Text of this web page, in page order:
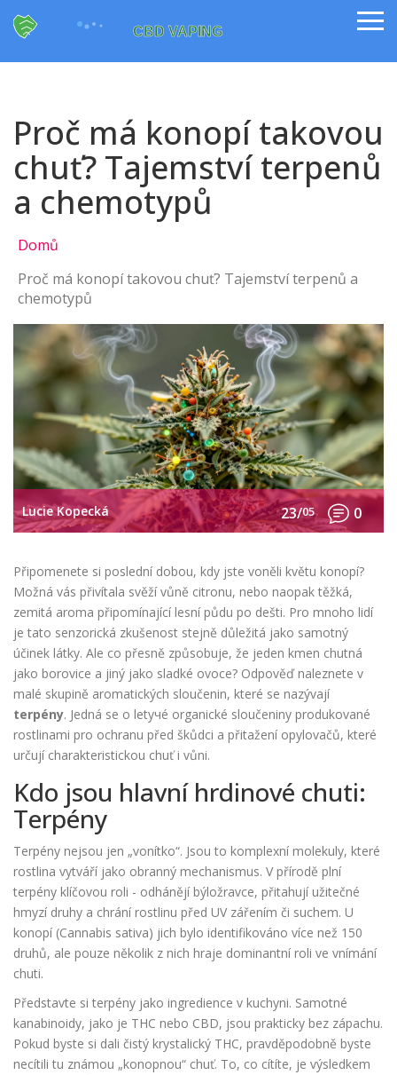
Proč má konopí takovou
chuť? Tajemství terpenů
a chemotypů
Domů
Proč má konopí takovou chuť? Tajemství terpenů a
chemotypů
Lucie Kopecká 23/05 0
Připomenete si poslední dobou, kdy jste voněli květu konopí?
Možná vás přivítala svěží vůně citronu, nebo naopak těžká,
zemitá aroma připomínající lesní půdu po dešti. Pro mnoho lidí
je tato senzorická zkušenost stejně důležitá jako samotný
účinek látky. Ale co přesně způsobuje, že jeden kmen chutná
jako borovice a jiný jako sladké ovoce? Odpověď naleznete v
malé skupině aromatických sloučenin, které se nazývají
terpény. Jedná se o letучé organické sloučeniny produkované
rostlinami pro ochranu před škůdci a přitažení opylovačů, které
určují charakteristickou chuť i vůni.
Kdo jsou hlavní hrdinové chuti:
Terpény
Terpény nejsou jen „vonítko“. Jsou to komplexní molekuly, které
rostlina vytváří jako obranný mechanismus. V přírodě plní
terpény klíčovou roli - odhánějí býložravce, přitahují užitečné
hmyzí druhy a chrání rostlinu před UV zářením či suchem. U
konopí (Cannabis sativa) jich bylo identifikováno více než 150
druhů, ale pouze několik z nich hraje dominantní roli ve vnímání
chuti.
Představte si terpény jako ingredience v kuchyni. Samotné
kanabinoidy, jako je THC nebo CBD, jsou prakticky bez zápachu.
Pokud byste si dali čistý krystalický THC, pravděpodobně byste
necítili tu známou „konopnou“ chuť. To, co cítíte, je výsledkem